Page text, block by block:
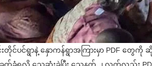
တိုင်ပင်ရွာနဲ့ နှောကန်ရွာအကြားမှာ PDF တွ